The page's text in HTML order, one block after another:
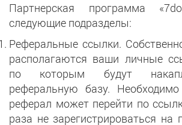
Партнерская программа
следующие подразделы:
Реферальные ссылки.
располагаются ваши личные
по которым будут
реферальную базу.
реферал может перейти по
раза не зарегистрироваться на